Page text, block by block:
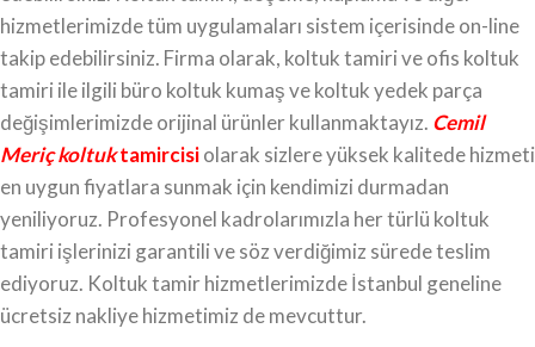
hizmetlerimizde tüm uygulamaları sistem içerisinde on-line
takip edebilirsiniz. Firma olarak, koltuk tamiri ve ofis koltuk
tamiri ile ilgili büro koltuk kumaş ve koltuk yedek parça
değişimlerimizde orijinal ürünler kullanmaktayız. Cemil
Meriç koltuktamircisiolarak sizlere yüksek kalitede hizmeti
en uygun fiyatlara sunmak için kendimizi durmadan
yeniliyoruz. Profesyonel kadrolarımızla her türlü koltuk
tamiri işlerinizi garantili ve söz verdiğimiz sürede teslim
ediyoruz. Koltuk tamir hizmetlerimizde İstanbul geneline
ücretsiz nakliye hizmetimiz de mevcuttur.